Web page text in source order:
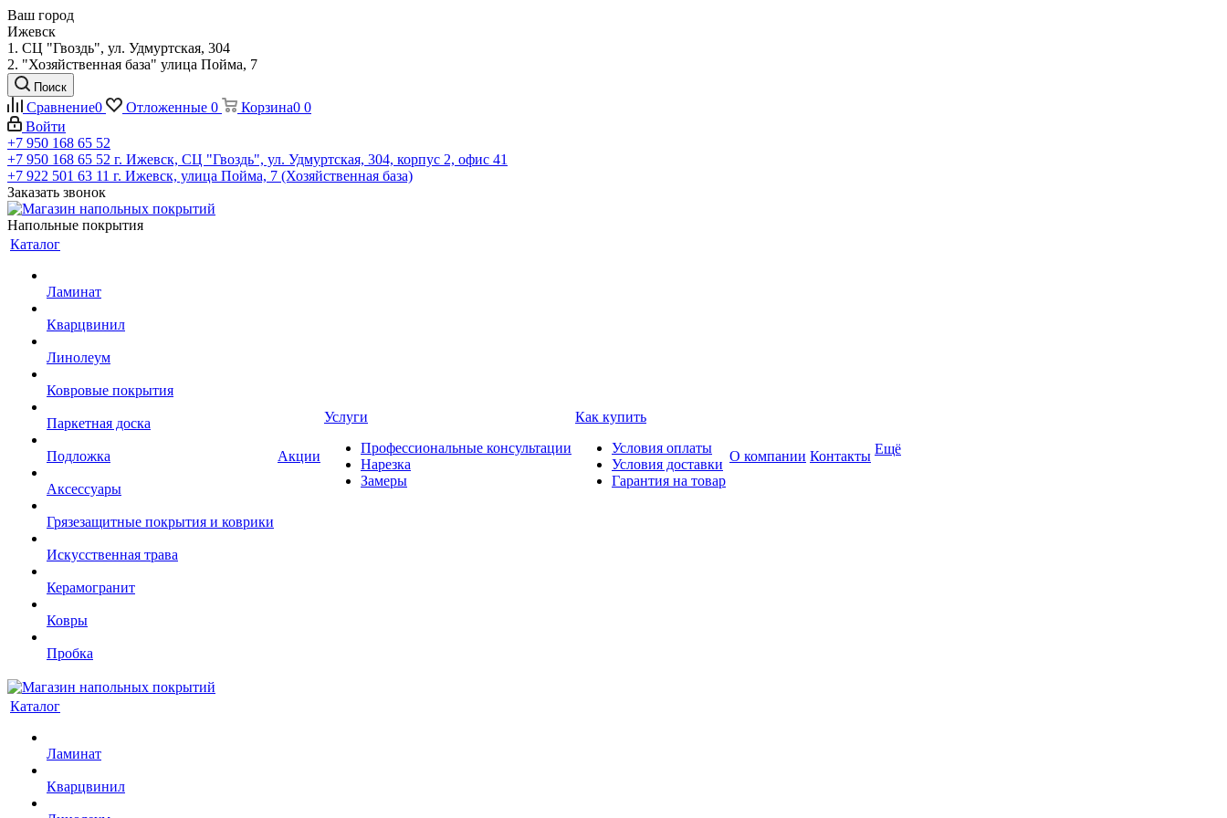
Ваш город
Ижевск
1. СЦ "Гвоздь", ул. Удмуртская, 304
2. "Хозяйственная база" улица Пойма, 7
Поиск
Сравнение0 Отложенные 0 Корзина0 0
Войти
+7 950 168 65 52
+7 950 168 65 52 г. Ижевск, СЦ "Гвоздь", ул. Удмуртская, 304, корпус 2, офис 41
+7 922 501 63 11 г. Ижевск, улица Пойма, 7 (Хозяйственная база)
Заказать звонок
Напольные покрытия
Каталог
Ламинат
Кварцвинил
Линолеум
Ковровые покрытия
Паркетная доска
Подложка
Аксессуары
Грязезащитные покрытия и коврики
Искусственная трава
Керамогранит
Ковры
Пробка
Акции
Услуги
Профессиональные консультации
Нарезка
Замеры
Как купить
Условия оплаты
Условия доставки
Гарантия на товар
О компании Контакты Ещё
Каталог
Ламинат
Кварцвинил